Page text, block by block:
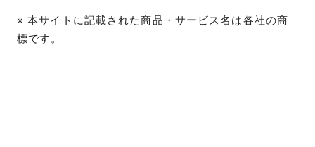
※ 本サイトに記載された商品・サービス名は各社の商
標です。